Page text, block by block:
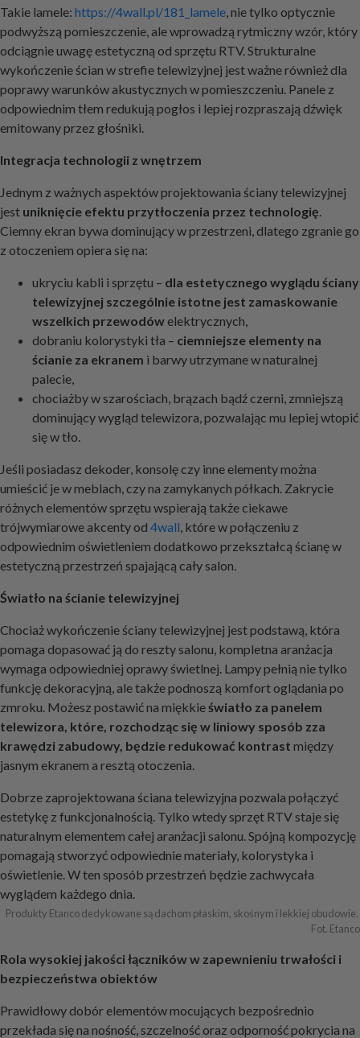
Takie lamele: https://4wall.pl/181_lamele, nie tylko optycznie
podwyższą pomieszczenie, ale wprowadzą rytmiczny wzór, który
odciągnie uwagę estetyczną od sprzętu RTV. Strukturalne
wykończenie ścian w strefie telewizyjnej jest ważne również dla
poprawy warunków akustycznych w pomieszczeniu. Panele z
odpowiednim tłem redukują pogłos i lepiej rozpraszają dźwięk
emitowany przez głośniki.
Integracja technologii z wnętrzem
Jednym z ważnych aspektów projektowania ściany telewizyjnej
jest uniknięcie efektu przytłoczenia przez technologię.
Ciemny ekran bywa dominujący w przestrzeni, dlatego zgranie go
z otoczeniem opiera się na:
ukryciu kabli i sprzętu – dla estetycznego wyglądu ściany
telewizyjnej szczególnie istotne jest zamaskowanie
wszelkich przewodówelektrycznych,
dobraniu kolorystyki tła – ciemniejsze elementy na
ścianie za ekranem i barwy utrzymane w naturalnej
palecie,
chociażby w szarościach, brązach bądź czerni, zmniejszą
dominujący wygląd telewizora, pozwalając mu lepiej wtopić
się w tło.
Jeśli posiadasz dekoder, konsolę czy inne elementy można
umieścić je w meblach, czy na zamykanych półkach. Zakrycie
różnych elementów sprzętu wspierają także ciekawe
trójwymiarowe akcenty od 4wall, które w połączeniu z
odpowiednim oświetleniem dodatkowo przekształcą ścianę w
estetyczną przestrzeń spajającą cały salon.
Światło na ścianie telewizyjnej
Chociaż wykończenie ściany telewizyjnej jest podstawą, która
pomaga dopasować ją do reszty salonu, kompletna aranżacja
wymaga odpowiedniej oprawy świetlnej. Lampy pełnią nie tylko
funkcję dekoracyjną, ale także podnoszą komfort oglądania po
zmroku. Możesz postawić na miękkieświatło za panelem
telewizora, które, rozchodząc się w liniowy sposób zza
krawędzi zabudowy, będzie redukować kontrast między
jasnym ekranem a resztą otoczenia.
Dobrze zaprojektowana ściana telewizyjna pozwala połączyć
estetykę z funkcjonalnością. Tylko wtedy sprzęt RTV staje się
naturalnym elementem całej aranżacji salonu. Spójną kompozycję
pomagają stworzyć odpowiednie materiały, kolorystyka i
oświetlenie. W ten sposób przestrzeń będzie zachwycała
wyglądem każdego dnia.
Produkty Etanco dedykowane są dachom płaskim, skośnym i lekkiej obudowie.
Fot. Etanco
Rola wysokiej jakości łączników w zapewnieniu trwałości i
bezpieczeństwa obiektów
Prawidłowy dobór elementów mocujących bezpośrednio
przekłada się na nośność, szczelność oraz odporność pokrycia na